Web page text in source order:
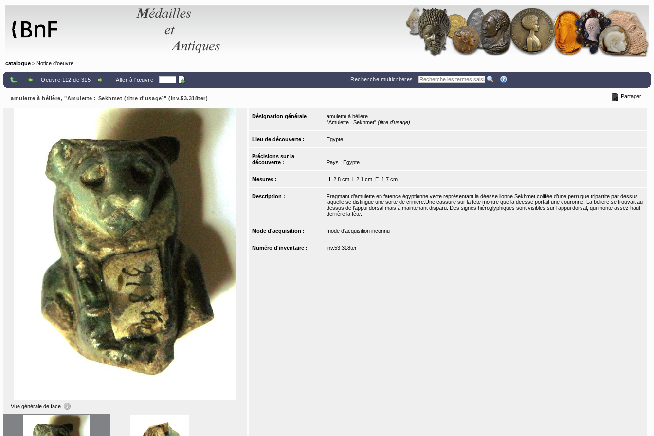
catalogue > Notice d'oeuvre
Oeuvre 112 de 315 Aller à l'œuvre Recherche multicritères
amulette à bélière, "Amulette : Sekhmet (titre d'usage)" (inv.53.318ter) Partager
Vue générale de face
Désignation générale :
amulette à bélière
"Amulette : Sekhmet" (titre d'usage)
Lieu de découverte : Egypte
Précisions sur la
découverte :
Pays : Egypte
Mesures : H. 2,8 cm, l. 2,1 cm, E. 1,7 cm
Description :
Fragmant d’amulette en faïence égyptienne verte représentant la déesse lionne Sekhmet coiffée d’une perruque tripartite par dessus
laquelle se distingue une sorte de crinière.Une cassure sur la tête montre que la déesse portait une couronne. La bélière se trouvait au
dessus de l’appui dorsal mais à maintenant disparu. Des signes hiéroglyphiques sont visibles sur l’appui dorsal, qui monte assez haut
derrière la tête.
Mode d'acquisition : mode d'acquisition inconnu
Numéro d'inventaire : inv.53.318ter